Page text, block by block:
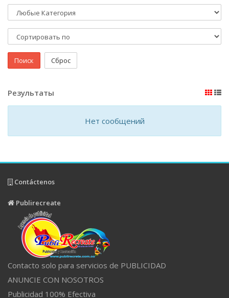
Поиск Сброс
Результаты
Нет сообщений
Contáctenos
Publirecreate
Contacto solo para servicios de PUBLICIDAD
ANUNCIE CON NOSOTROS
Publicidad 100% Efectiva